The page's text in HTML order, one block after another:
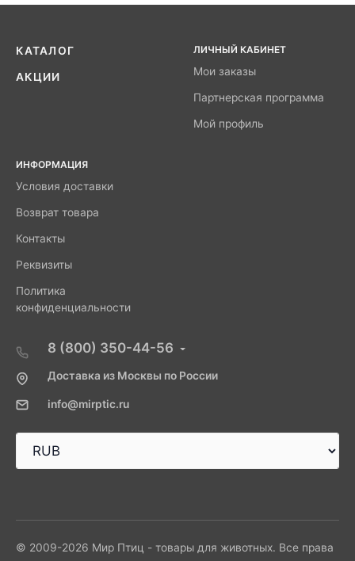
КАТАЛОГ
АКЦИИ
ЛИЧНЫЙ КАБИНЕТ
Мои заказы
Партнерская программа
Мой профиль
ИНФОРМАЦИЯ
Условия доставки
Возврат товара
Контакты
Реквизиты
Политика
конфиденциальности
8 (800) 350-44-56
Доставка из Москвы по России
info@mirptic.ru
© 2009-2026 Мир Птиц - товары для животных. Все права